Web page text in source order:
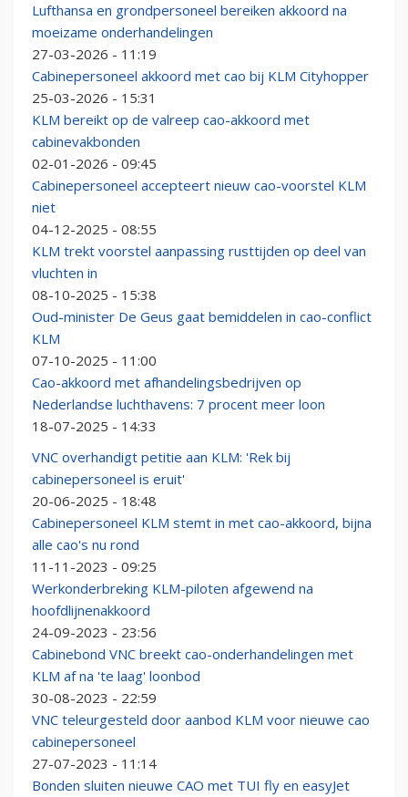
Lufthansa en grondpersoneel bereiken akkoord na
moeizame onderhandelingen
27-03-2026 - 11:19
Cabinepersoneel akkoord met cao bij KLM Cityhopper
25-03-2026 - 15:31
KLM bereikt op de valreep cao-akkoord met
cabinevakbonden
02-01-2026 - 09:45
Cabinepersoneel accepteert nieuw cao-voorstel KLM
niet
04-12-2025 - 08:55
KLM trekt voorstel aanpassing rusttijden op deel van
vluchten in
08-10-2025 - 15:38
Oud-minister De Geus gaat bemiddelen in cao-conflict
KLM
07-10-2025 - 11:00
Cao-akkoord met afhandelingsbedrijven op
Nederlandse luchthavens: 7 procent meer loon
18-07-2025 - 14:33
VNC overhandigt petitie aan KLM: 'Rek bij
cabinepersoneel is eruit'
20-06-2025 - 18:48
Cabinepersoneel KLM stemt in met cao-akkoord, bijna
alle cao's nu rond
11-11-2023 - 09:25
Werkonderbreking KLM-piloten afgewend na
hoofdlijnenakkoord
24-09-2023 - 23:56
Cabinebond VNC breekt cao-onderhandelingen met
KLM af na 'te laag' loonbod
30-08-2023 - 22:59
VNC teleurgesteld door aanbod KLM voor nieuwe cao
cabinepersoneel
27-07-2023 - 11:14
Bonden sluiten nieuwe CAO met TUI fly en easyJet